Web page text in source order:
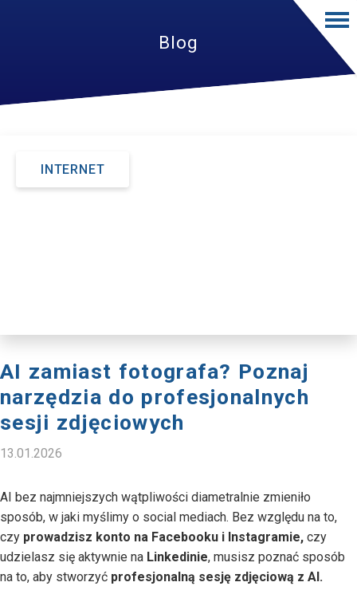
Blog
INTERNET
AI zamiast fotografa? Poznaj
narzędzia do profesjonalnych
sesji zdjęciowych
13.01.2026
AI bez najmniejszych wątpliwości diametralnie zmieniło
sposób, w jaki myślimy o social mediach. Bez względu na to,
czy prowadzisz konto na Facebooku i Instagramie, czy
udzielasz się aktywnie na Linkedinie, musisz poznać sposób
na to, aby stworzyć profesjonalną sesję zdjęciową z AI.